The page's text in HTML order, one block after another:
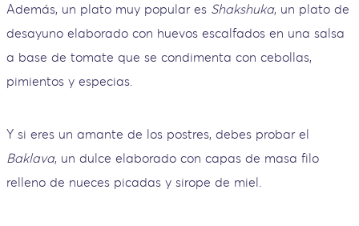
Además, un plato muy popular es Shakshuka, un plato de
desayuno elaborado con huevos escalfados en una salsa
a base de tomate que se condimenta con cebollas,
pimientos y especias.
Y si eres un amante de los postres, debes probar el
Baklava, un dulce elaborado con capas de masa filo
relleno de nueces picadas y sirope de miel.